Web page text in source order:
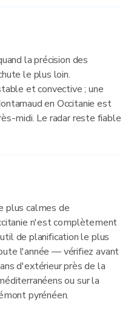
la précision des
le plus loin.
et convective ; une
en Occitanie est
midi. Le radar reste fiable
plus calmes de
n'est complètement
de planification le plus
l'année — vérifiez avant
d'extérieur près de la
ou sur la
pyrénéen.